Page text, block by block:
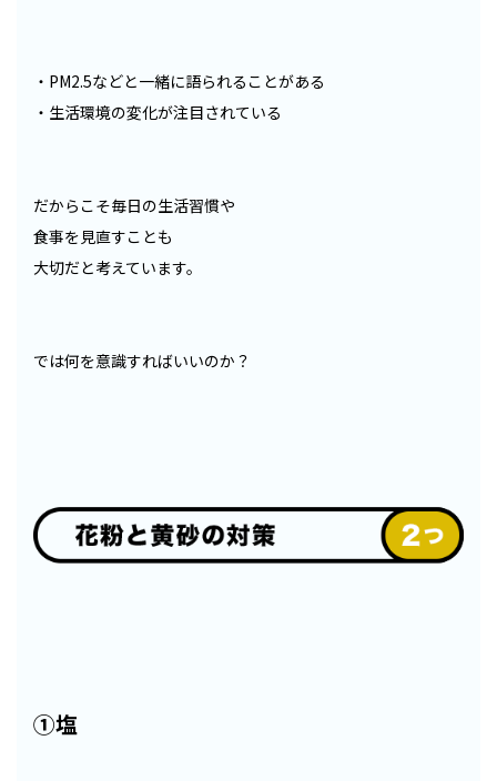
・PM2.5などと一緒に語られることがある
・生活環境の変化が注目されている
だからこそ毎日の生活習慣や
食事を見直すことも
大切だと考えています。
では何を意識すればいいのか？
①塩